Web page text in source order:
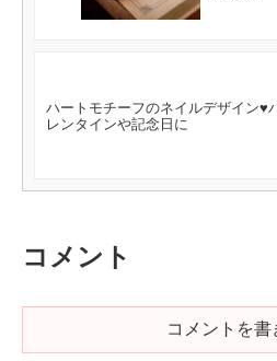
ハートモチーフのネイルデザイン♥
レンタインや記念日に
コメント
コメントを書